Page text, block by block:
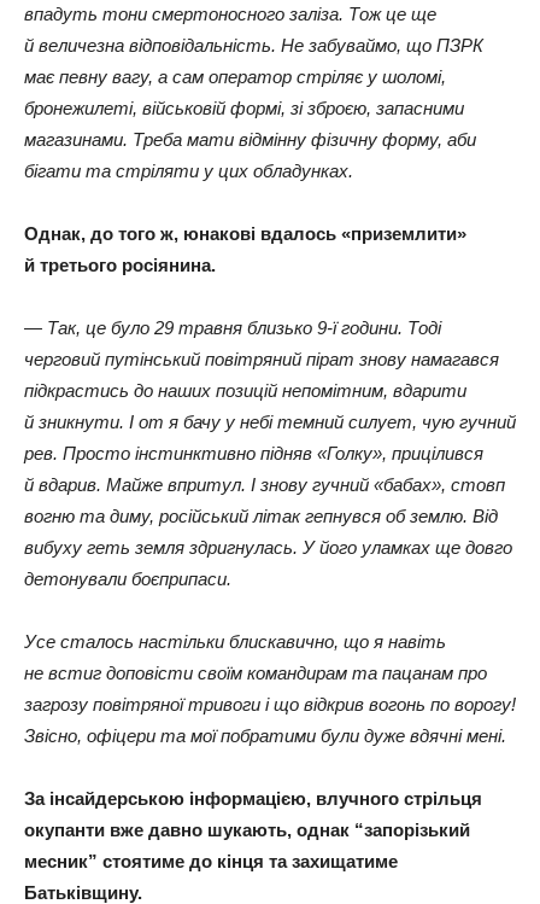
впадуть тони смертоносного заліза. Тож це ще
й величезна відповідальність. Не забуваймо, що ПЗРК
має певну вагу, а сам оператор стріляє у шоломі,
бронежилеті, військовій формі, зі зброєю, запасними
магазинами. Треба мати відмінну фізичну форму, аби
бігати та стріляти у цих обладунках.
Однак, до того ж, юнакові вдалось «приземлити»
й третього росіянина.
— Так, це було 29 травня близько 9-ї години. Тоді
черговий путінський повітряний пірат знову намагався
підкрастись до наших позицій непомітним, вдарити
й зникнути. І от я бачу у небі темний силует, чую гучний
рев. Просто інстинктивно підняв «Голку», прицілився
й вдарив. Майже впритул. І знову гучний «бабах», стовп
вогню та диму, російський літак гепнувся об землю. Від
вибуху геть земля здригнулась. У його уламках ще довго
детонували боєприпаси.
Усе сталось настільки блискавично, що я навіть
не встиг доповісти своїм командирам та пацанам про
загрозу повітряної тривоги і що відкрив вогонь по ворогу!
Звісно, офіцери та мої побратими були дуже вдячні мені.
За інсайдерською інформацією, влучного стрільця
окупанти вже давно шукають, однак “запорізький
месник” стоятиме до кінця та захищатиме
Батьківщину.